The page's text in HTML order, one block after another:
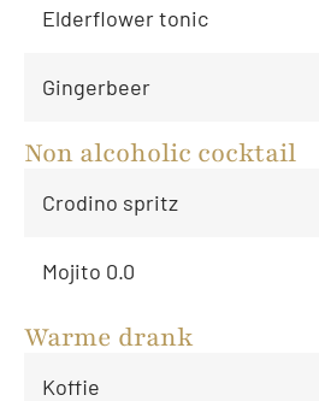
Elderflower tonic
Gingerbeer
Non alcoholic cocktail
Crodino spritz
Mojito 0.0
Warme drank
Koffie